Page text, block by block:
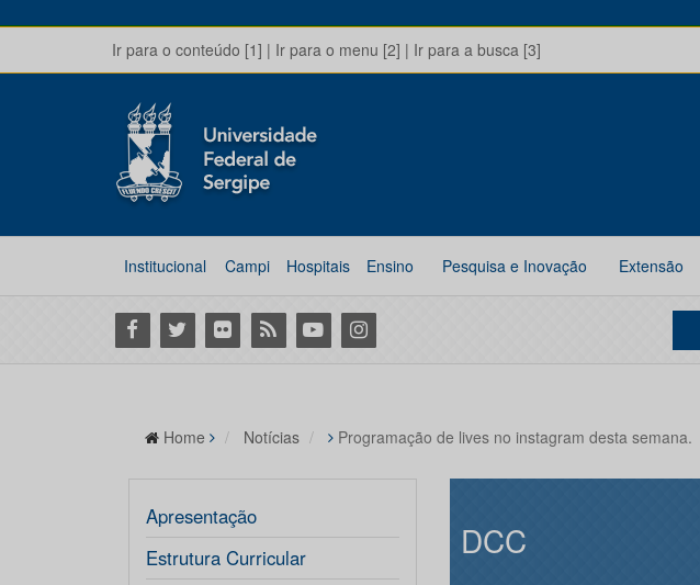
Ir para o conteúdo [1] | Ir para o menu [2] | Ir para a busca [3]
Institucional Campi Hospitais Ensino Pesquisa e Inovação Extensão
Facebook
Twitter Flickr RSS YoutubeInstagram
Home Notícias Programação de lives no instagram desta semana.
Apresentação
Estrutura Curricular
DCC